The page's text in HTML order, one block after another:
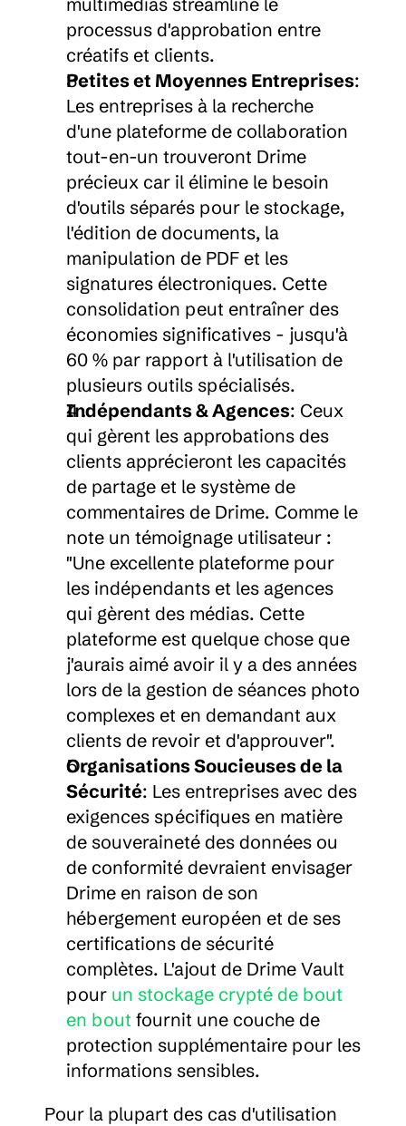
processus d'approbation entre
créatifs et clients.
Petites et Moyennes Entreprises:
Les entreprises à la recherche
d'une plateforme de collaboration
tout-en-un trouveront Drime
précieux car il élimine le besoin
d'outils séparés pour le stockage,
l'édition de documents, la
manipulation de PDF et les
signatures électroniques. Cette
consolidation peut entraîner des
économies significatives - jusqu'à
60 % par rapport à l'utilisation de
plusieurs outils spécialisés.
Indépendants & Agences: Ceux
qui gèrent les approbations des
clients apprécieront les capacités
de partage et le système de
commentaires de Drime. Comme le
note un témoignage utilisateur :
"Une excellente plateforme pour
les indépendants et les agences
qui gèrent des médias. Cette
plateforme est quelque chose que
j'aurais aimé avoir il y a des années
lors de la gestion de séances photo
complexes et en demandant aux
clients de revoir et d'approuver".
Organisations Soucieuses de la
Sécurité: Les entreprises avec des
exigences spécifiques en matière
de souveraineté des données ou
de conformité devraient envisager
Drime en raison de son
hébergement européen et de ses
certifications de sécurité
complètes. L'ajout de Drime Vault
pour un stockage crypté de bout
en bout fournit une couche de
protection supplémentaire pour les
informations sensibles.
Pour la plupart des cas d'utilisation